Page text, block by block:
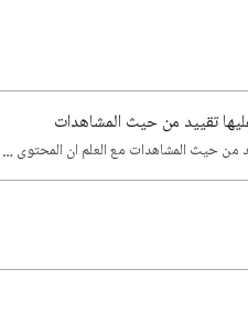
تقييد من حيث المشاهدات
من حيث المشاهدات مع العلم ان المحتوى …